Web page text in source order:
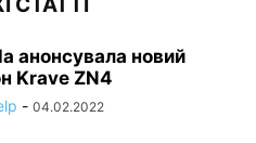
анонсувала новий
Krave ZN4
- 04.02.2022